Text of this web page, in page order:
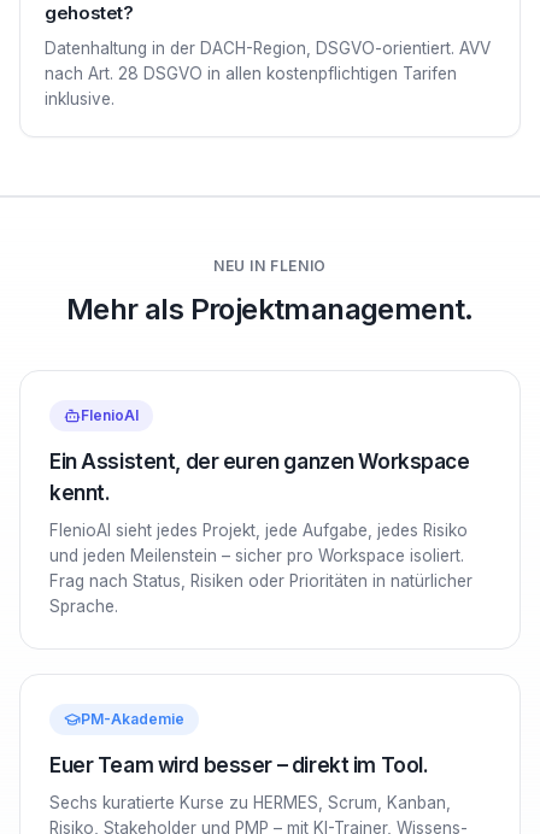
gehostet?
Datenhaltung in der DACH-Region, DSGVO-orientiert. AVV
nach Art. 28 DSGVO in allen kostenpflichtigen Tarifen
inklusive.
NEU IN FLENIO
Mehr als Projektmanagement.
FlenioAI
Ein Assistent, der euren ganzen Workspace
kennt.
FlenioAI sieht jedes Projekt, jede Aufgabe, jedes Risiko
und jeden Meilenstein – sicher pro Workspace isoliert.
Frag nach Status, Risiken oder Prioritäten in natürlicher
Sprache.
PM-Akademie
Euer Team wird besser – direkt im Tool.
Sechs kuratierte Kurse zu HERMES, Scrum, Kanban,
Risiko, Stakeholder und PMP – mit KI-Trainer, Wissens-